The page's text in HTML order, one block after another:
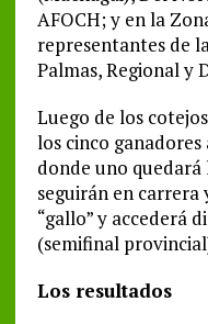
AFOCH; y en la
representantes de
Palmas, Regional y
Luego de los
los cinco
donde uno
seguirán en
“gallo” y accederá
(semifinal
Los resultados